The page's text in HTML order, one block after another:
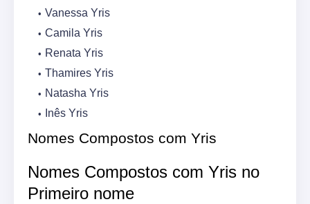
Vanessa Yris
Camila Yris
Renata Yris
Thamires Yris
Natasha Yris
Inês Yris
Nomes Compostos com Yris
Nomes Compostos com Yris no
Primeiro nome